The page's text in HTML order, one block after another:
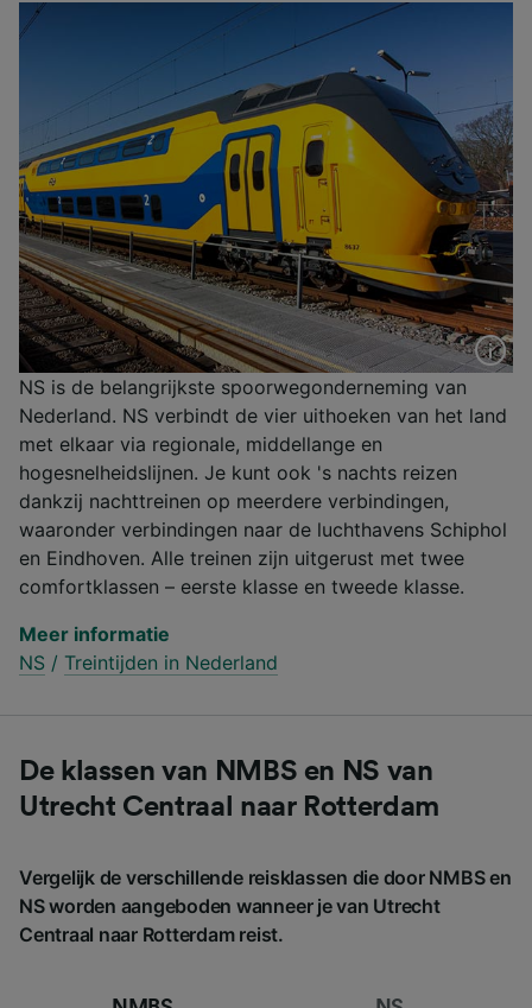
NS is de belangrijkste spoorwegonderneming van
Nederland. NS verbindt de vier uithoeken van het land
met elkaar via regionale, middellange en
hogesnelheidslijnen. Je kunt ook 's nachts reizen
dankzij nachttreinen op meerdere verbindingen,
waaronder verbindingen naar de luchthavens Schiphol
en Eindhoven. Alle treinen zijn uitgerust met twee
comfortklassen – eerste klasse en tweede klasse.
Meer informatie
NS / Treintijden in Nederland
De klassen van NMBS en NS van
Utrecht Centraal naar Rotterdam
Vergelijk de verschillende reisklassen die door NMBS en
NS worden aangeboden wanneer je van Utrecht
Centraal naar Rotterdam reist.